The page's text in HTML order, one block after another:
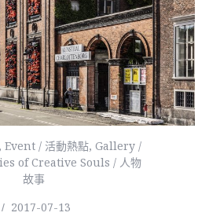
, Event / 活動熱點, Gallery /
of Creative Souls / 人物
故事
2017-07-13